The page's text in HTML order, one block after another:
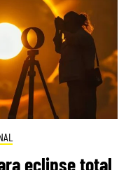
eclipse total